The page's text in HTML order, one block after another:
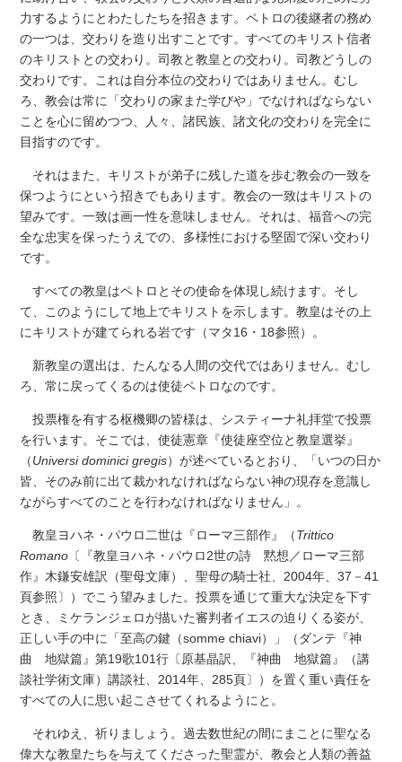
力するようにとわたしたちを招きます。ペトロの後継者の務め
の一つは、交わりを造り出すことです。すべてのキリスト信者
のキリストとの交わり。司教と教皇との交わり。司教どうしの
交わりです。これは自分本位の交わりではありません。むし
ろ、教会は常に「交わりの家また学びや」でなければならない
ことを心に留めつつ、人々、諸民族、諸文化の交わりを完全に
目指すのです。
それはまた、キリストが弟子に残した道を歩む教会の一致を
保つようにという招きでもあります。教会の一致はキリストの
望みです。一致は画一性を意味しません。それは、福音への完
全な忠実を保ったうえでの、多様性における堅固で深い交わり
です。
すべての教皇はペトロとその使命を体現し続けます。そし
て、このようにして地上でキリストを示します。教皇はその上
にキリストが建てられる岩です（マタ16・18参照）。
新教皇の選出は、たんなる人間の交代ではありません。むし
ろ、常に戻ってくるのは使徒ペトロなのです。
投票権を有する枢機卿の皆様は、システィーナ礼拝堂で投票
を行います。そこでは、使徒憲章『使徒座空位と教皇選挙』
（Universi dominici gregis）が述べているとおり、「いつの日か
皆、そのみ前に出て裁かれなければならない神の現存を意識し
ながらすべてのことを行わなければなりません」。
教皇ヨハネ・パウロ二世は『ローマ三部作』（Trittico
Romano 〔『教皇ヨハネ・パウロ2世の詩 黙想／ローマ三部
作』木鎌安雄訳（聖母文庫）、聖母の騎士社、2004年、37－41
頁参照〕）でこう望みました。投票を通じて重大な決定を下す
とき、ミケランジェロが描いた審判者イエスの迫りくる姿が、
正しい手の中に「至高の鍵（somme chiavi）」（ダンテ『神
曲 地獄篇』第19歌101行〔原基晶訳、『神曲 地獄篇』（講
談社学術文庫）講談社、2014年、285頁〕）を置く重い責任を
すべての人に思い起こさせてくれるようにと。
それゆえ、祈りましょう。過去数世紀の間にまことに聖なる
偉大な教皇たちを与えてくださった聖霊が、教会と人類の善益